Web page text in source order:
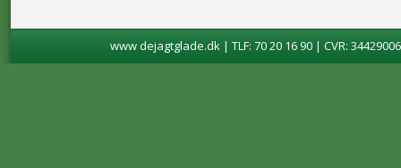
www dejagtglade.dk | TLF: 70 20 16 90 | CVR: